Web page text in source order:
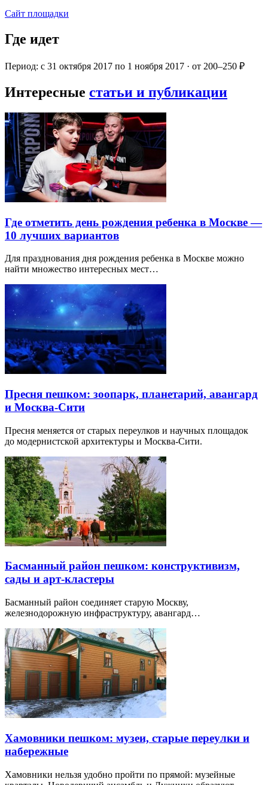
Сайт площадки
Где идет
Период: с 31 октября 2017 по 1 ноября 2017 · от 200–250 ₽
Интересные статьи и публикации
Где отметить день рождения ребенка в Москве —
10 лучших вариантов
Для празднования дня рождения ребенка в Москве можно
найти множество интересных мест…
Пресня пешком: зоопарк, планетарий, авангард
и Москва-Сити
Пресня меняется от старых переулков и научных площадок
до модернистской архитектуры и Москва-Сити.
Басманный район пешком: конструктивизм,
сады и арт-кластеры
Басманный район соединяет старую Москву,
железнодорожную инфраструктуру, авангард…
Хамовники пешком: музеи, старые переулки и
набережные
Хамовники нельзя удобно пройти по прямой: музейные